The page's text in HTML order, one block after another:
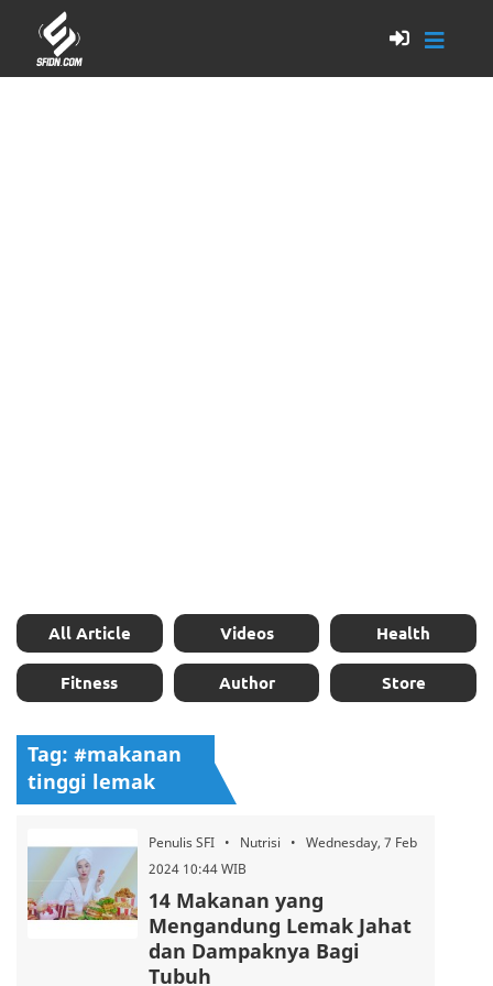
All Article Videos Health
Fitness Author Store
Tag: #makanan
tinggi lemak
Penulis SFI • Nutrisi • Wednesday, 7 Feb
2024 10:44 WIB
14 Makanan yang
Mengandung Lemak Jahat
dan Dampaknya Bagi
Tubuh